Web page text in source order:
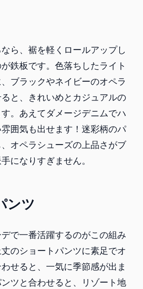
ら、裾を軽くロールアップし
鉄板です。色落ちしたライト
ブラックやネイビーのオペラ
と、きれいめとカジュアルの
。あえてダメージデニムでハ
囲気も出せます！迷彩柄のパ
オペラシューズの上品さがブ
になりすぎません。
ンツ
で一番活躍するのがこの組み
のショートパンツに素足でオ
せると、一気に季節感が出ま
ツと合わせると、リゾート地